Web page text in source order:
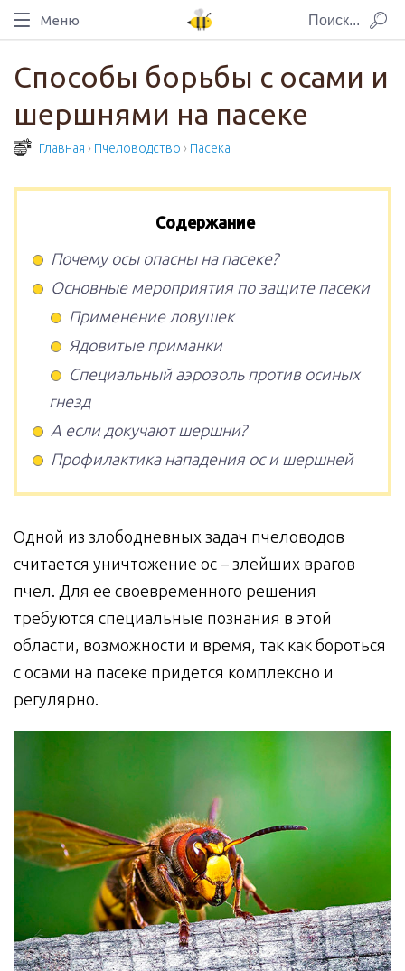
Меню
Способы борьбы с осами и
шершнями на пасеке
Главная › Пчеловодство › Пасека
Содержание
Почему осы опасны на пасеке?
Основные мероприятия по защите пасеки
Применение ловушек
Ядовитые приманки
Специальный аэрозоль против осиных
гнезд
А если докучают шершни?
Профилактика нападения ос и шершней
Одной из злободневных задач пчеловодов
считается уничтожение ос – злейших врагов
пчел. Для ее своевременного решения
требуются специальные познания в этой
области, возможности и время, так как бороться
с осами на пасеке придется комплексно и
регулярно.